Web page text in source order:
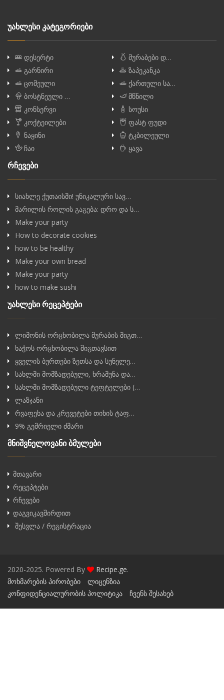
უახლესი კატეგორიები
დესერტი
მურაბები დ…
გარნირი
ზაპეკანკა
ცომეული
ქართული სა…
ბოსტნეული …
მწნილი
კონსერვი
სოუსი
კოქტეილები
ფასტ ფუდი
ნაყინი
ტკბილეული
ჩაი
ყავა
რჩევები
სიახლე ქუთაისში! უნიკალური სავ…
მარილის როლის გაგება: დრო და ს…
Make your party
How to decorate cookies
how to be healthy
Make your own bread
Make your party
how to make sushi
უახლესი რეცეპტები
ლიმონის ორცხობილა მურაბის შიგთ…
ხაჭოს ორცხობილა შიგთავსით
ყველის ბურთები ზეთსა და სუნელე…
სახლში მომზადებული, ხრაშუნა და…
სახლში მომზადებული ტეფტელები (…
ლაზჯანი
რვაფეხა და კრევეტები თიხის ტაფ…
9% გემრიელი ძმარი
მნიშვნელოვანი ბმულები
მთავარი
რეცეპტები
რჩევები
დაგვიკავშირდით
შესვლა / რეგისტრაცია
2020-2025. Powered By Recipe.ge.
მოხმარების პირობები
ლიცენზია
კონფიდენციალურობის პოლიტიკა
ჩვენს შესახებ